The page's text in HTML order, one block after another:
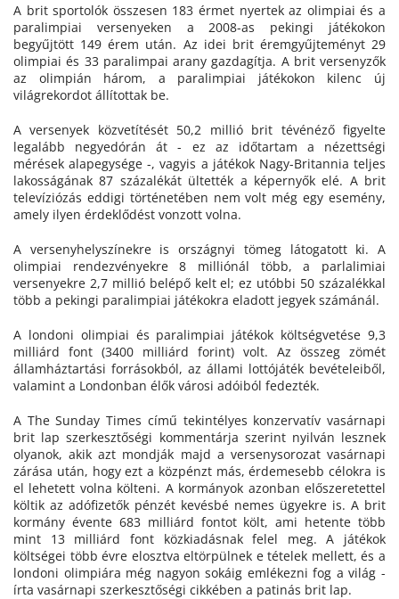
A brit sportolók összesen 183 érmet nyertek az olimpiai és a
paralimpiai versenyeken a 2008-as pekingi játékokon
begyűjtött 149 érem után. Az idei brit éremgyűjteményt 29
olimpiai és 33 paralimpai arany gazdagítja. A brit versenyzők
az olimpián három, a paralimpiai játékokon kilenc új
világrekordot állítottak be.
A versenyek közvetítését 50,2 millió brit tévénéző figyelte
legalább negyedórán át - ez az időtartam a nézettségi
mérések alapegysége -, vagyis a játékok Nagy-Britannia teljes
lakosságának 87 százalékát ültették a képernyők elé. A brit
televíziózás eddigi történetében nem volt még egy esemény,
amely ilyen érdeklődést vonzott volna.
A versenyhelyszínekre is országnyi tömeg látogatott ki. A
olimpiai rendezvényekre 8 milliónál több, a parlalimiai
versenyekre 2,7 millió belépő kelt el; ez utóbbi 50 százalékkal
több a pekingi paralimpiai játékokra eladott jegyek számánál.
A londoni olimpiai és paralimpiai játékok költségvetése 9,3
milliárd font (3400 milliárd forint) volt. Az összeg zömét
államháztartási forrásokból, az állami lottójáték bevételeiből,
valamint a Londonban élők városi adóiból fedezték.
A The Sunday Times című tekintélyes konzervatív vasárnapi
brit lap szerkesztőségi kommentárja szerint nyilván lesznek
olyanok, akik azt mondják majd a versenysorozat vasárnapi
zárása után, hogy ezt a közpénzt más, érdemesebb célokra is
el lehetett volna költeni. A kormányok azonban előszeretettel
költik az adófizetők pénzét kevésbé nemes ügyekre is. A brit
kormány évente 683 milliárd fontot költ, ami hetente több
mint 13 milliárd font közkiadásnak felel meg. A játékok
költségei több évre elosztva eltörpülnek e tételek mellett, és a
londoni olimpiára még nagyon sokáig emlékezni fog a világ -
írta vasárnapi szerkesztőségi cikkében a patinás brit lap.